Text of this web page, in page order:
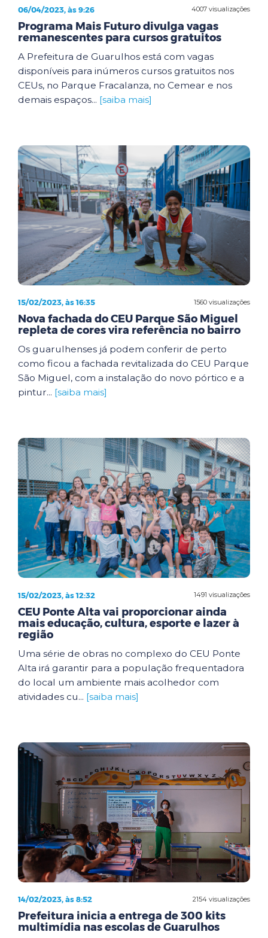
4007 visualizações
06/04/2023, às 9:26
Programa Mais Futuro divulga vagas
remanescentes para cursos gratuitos
A Prefeitura de Guarulhos está com vagas
disponíveis para inúmeros cursos gratuitos nos
CEUs, no Parque Fracalanza, no Cemear e nos
demais espaços... [saiba mais]
1560 visualizações
15/02/2023, às 16:35
Nova fachada do CEU Parque São Miguel
repleta de cores vira referência no bairro
Os guarulhenses já podem conferir de perto
como ficou a fachada revitalizada do CEU Parque
São Miguel, com a instalação do novo pórtico e a
pintur... [saiba mais]
1491 visualizações
15/02/2023, às 12:32
CEU Ponte Alta vai proporcionar ainda
mais educação, cultura, esporte e lazer à
região
Uma série de obras no complexo do CEU Ponte
Alta irá garantir para a população frequentadora
do local um ambiente mais acolhedor com
atividades cu... [saiba mais]
2154 visualizações
14/02/2023, às 8:52
Prefeitura inicia a entrega de 300 kits
multimídia nas escolas de Guarulhos